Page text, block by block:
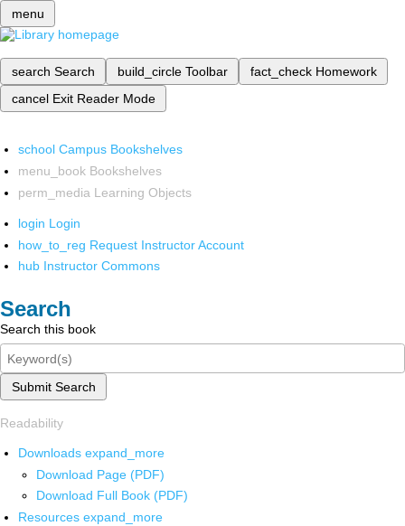
menu
search Search build_circle Toolbar fact_check Homework
cancel Exit Reader Mode
school Campus Bookshelves
menu_book Bookshelves
perm_media Learning Objects
login Login
how_to_reg Request Instructor Account
hub Instructor Commons
Search
Search this book
Submit Search
Readability
Downloads expand_more
Download Page (PDF)
Download Full Book (PDF)
Resources expand_more